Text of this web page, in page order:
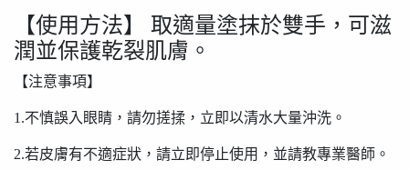
【使用方法】 取適量塗抹於雙手，可滋
潤並保護乾裂肌膚。
【注意事項】
1.不慎誤入眼睛，請勿搓揉，立即以清水大量沖洗。
2.若皮膚有不適症狀，請立即停止使用，並請教專業醫師。